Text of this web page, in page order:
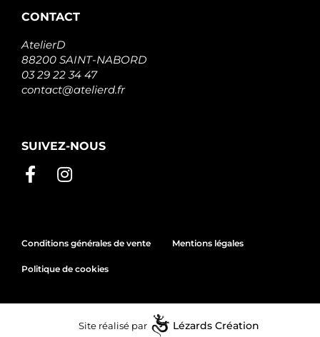
CONTACT
AtelierD
88200 SAINT-NABORD
03 29 22 34 47
contact@atelierd.fr
SUIVEZ-NOUS
Conditions générales de vente Mentions légales
Politique de cookies
Site réalisé par Lézards Création